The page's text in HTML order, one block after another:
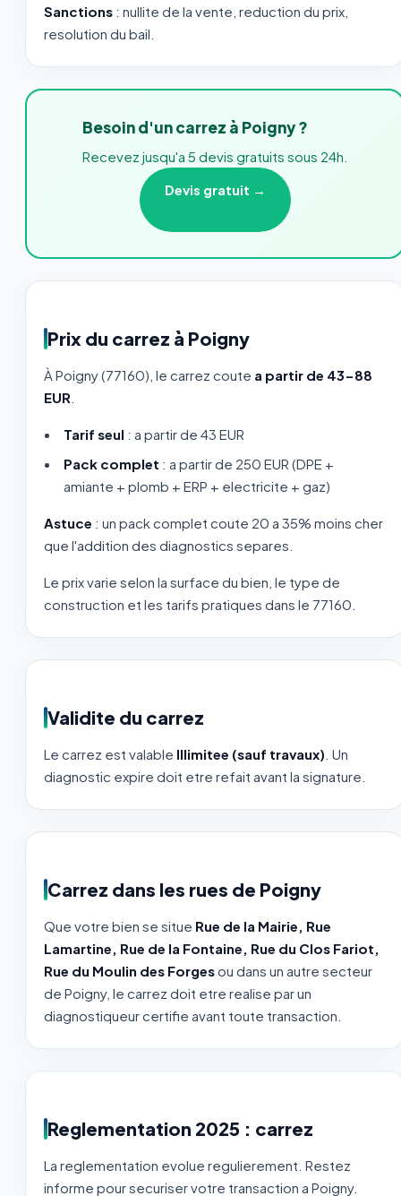
Sanctions : nullite de la vente, reduction du prix,
resolution du bail.
Besoin d'un carrez à Poigny ?
Recevez jusqu'a 5 devis gratuits sous 24h.
Devis gratuit →
Prix du carrez à Poigny
À Poigny (77160), le carrez coute a partir de 43-88
EUR
Tarif seul : a partir de 43 EUR
Pack complet : a partir de 250 EUR (DPE +
amiante + plomb + ERP + electricite + gaz)
Astuce : un pack complet coute 20 a 35% moins cher
que l'addition des diagnostics separes.
Le prix varie selon la surface du bien, le type de
construction et les tarifs pratiques dans le 77160.
Validite du carrez
Le carrez est valable Illimitee (sauf travaux) . Un
diagnostic expire doit etre refait avant la signature.
Carrez dans les rues de Poigny
Que votre bien se situe Rue de la Mairie, Rue
Lamartine, Rue de la Fontaine, Rue du Clos Fariot,
Rue du Moulin des Forgesou dans un autre secteur
de Poigny, le carrez doit etre realise par un
diagnostiqueur certifie avant toute transaction.
Reglementation 2025 : carrez
La reglementation evolue regulierement. Restez
informe pour securiser votre transaction a Poigny.